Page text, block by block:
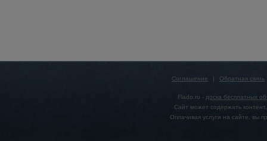
Соглашение | Обратная связь
Flado.ru - доска бесплатных
Сайт может содержать
Оплачивая услуги на сайте, вы